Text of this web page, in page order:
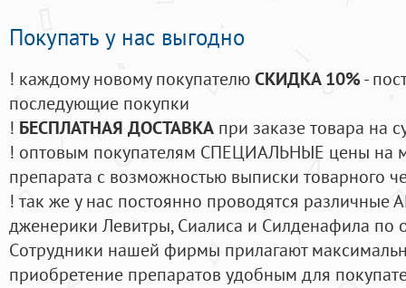
Покупать у нас выгодно
! каждому новому покупателюСКИДКА 10%-
последующие покупки
! БЕСПЛАТНАЯ ДОСТАВКА при заказе товара на
! оптовым покупателям СПЕЦИАЛЬНЫЕ цены на
препарата с возможностью выписки товарного
! так же у нас постоянно проводятся
дженерики Левитры, Сиалиса и Силденафила по
Cотрудники нашей фирмы прилагают
приобретение препаратов удобным для